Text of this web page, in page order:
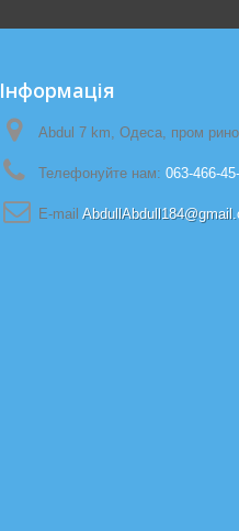
Iнформація
Abdul 7 km, Одеса, пром
Телефонуйте нам: 063-466-
E-maіl